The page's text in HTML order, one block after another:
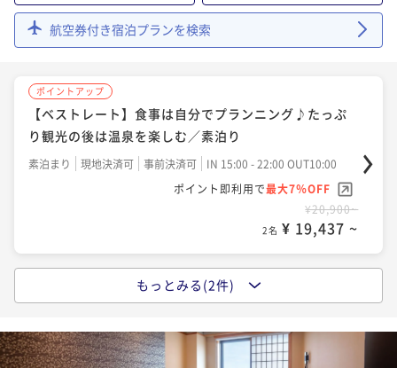
航空券付き宿泊プランを検索
ポイントアップ
【ベストレート】食事は自分でプランニング♪たっぷ
り観光の後は温泉を楽しむ／素泊り
素泊まり 現地決済可 事前決済可
IN 15:00 - 22:00 OUT10:00
ポイント即利用で最大7％OFF
¥20,900~
2名 ¥ 19,437 ~
【ベストレート】時間を気にせず観光と温泉を堪能！
朝は北海道の幸を愉しむ／朝食付き
朝食付き 現地決済可 事前決済可
IN 15:00 - 22:00 OUT10:00
もっとみる(2件)